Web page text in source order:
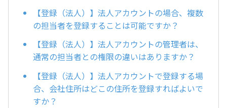
【登録（法人）】法人アカウントの場合、複数
の担当者を登録することは可能ですか？
【登録（法人）】法人アカウントの管理者は、
通常の担当者との権限の違いはありますか？
【登録（法人）】法人アカウントで登録する場
合、会社住所はどこの住所を登録すればよいで
すか？